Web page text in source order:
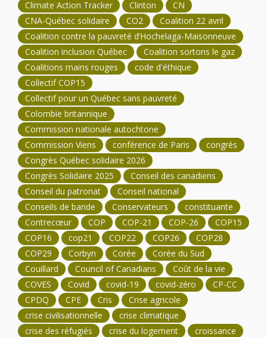
Climate Action Tracker
Clinton
CN
CNA-Québec solidaire
CO2
Coalition 22 avril
Coalition contre la pauvreté d’Hochelaga-Maisonneuve
Coalition inclusion Québec
Coalition sortons le gaz
Coalitions mains rouges
code d'éthique
Collectif COP15
Collectif pour un Québec sans pauvreté
Colombie britannique
Commission nationale autochtone
Commission Viens
conférence de Paris
congrès
Congrès Québec solidaire 2026
Congrès Solidaire 2025
Conseil des canadiens
Conseil du patronat
Conseil national
Conseils de bande
Conservateurs
constituante
Contrecœur
COP COP-21 COP-26
COP15
COP16
cop21 COP22 COP26
COP28
COP29
Corbyn Corée
Corée du Sud
Couillard
Council of Canadians
Coût de la vie
COVES
Covid covid-19 covid-zéro
CP-CC
CPDQ
CPE Cris
Crise agricole
crise civilisationnelle
crise climatique
crise des réfugiés
crise du logement
croissance